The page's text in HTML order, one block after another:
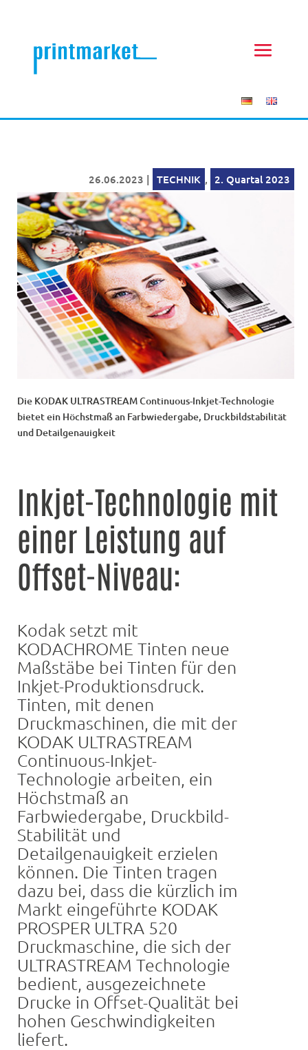
26.06.2023 | TECHNIK , 2. Quartal 2023
Die KODAK ULTRASTREAM Continuous-Inkjet-Technologie
bietet ein Höchstmaß an Farbwiedergabe, Druckbildstabilität
und Detailgenauigkeit
Inkjet-Technologie mit
einer Leistung auf
Offset-Niveau:
Kodak setzt mit
KODACHROME Tinten neue
Maßstäbe bei Tinten für den
Inkjet-Produktionsdruck.
Tinten, mit denen
Druckmaschinen, die mit der
KODAK ULTRASTREAM
Continuous-Inkjet-
Technologie arbeiten, ein
Höchstmaß an
Farbwiedergabe, Druckbild-
Stabilität und
Detailgenauigkeit erzielen
können. Die Tinten tragen
dazu bei, dass die kürzlich im
Markt eingeführte KODAK
PROSPER ULTRA 520
Druckmaschine, die sich der
ULTRASTREAM Technologie
bedient, ausgezeichnete
Drucke in Offset-Qualität bei
hohen Geschwindigkeiten
liefert.